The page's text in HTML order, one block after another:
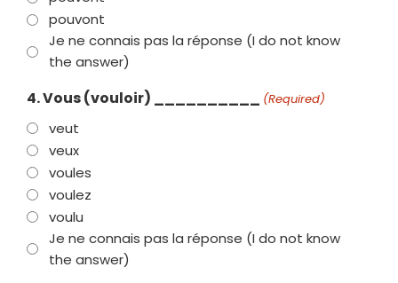
pouvont
Je ne connais pas la réponse (I do not know
the answer)
4. Vous (vouloir) __________ (Required)
veut
veux
voules
voulez
voulu
Je ne connais pas la réponse (I do not know
the answer)